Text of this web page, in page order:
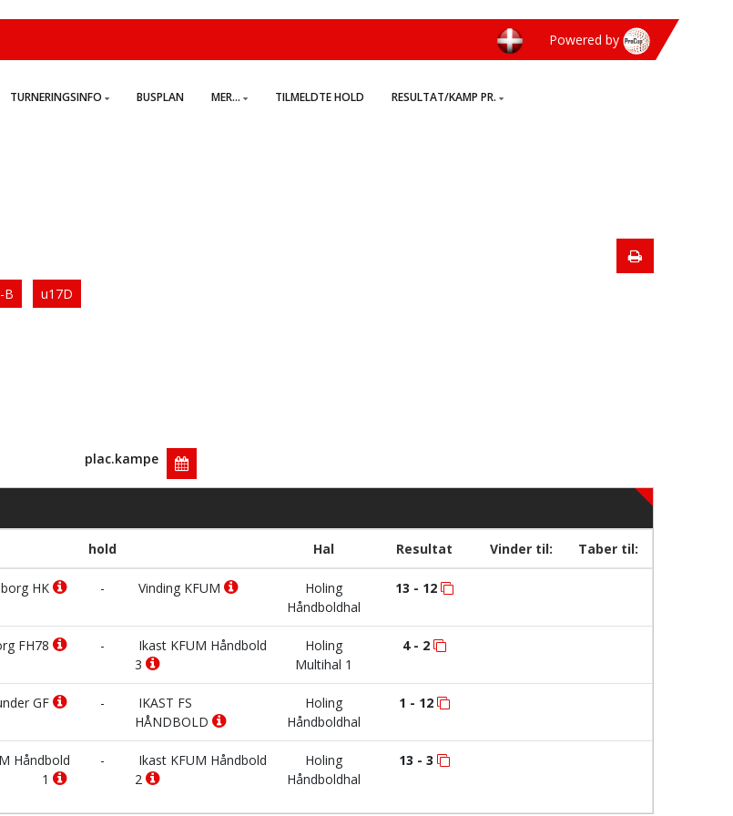
Powered by
TURNERINGSINFO BUSPLAN MER... TILMELDTE HOLD RESULTAT/KAMP PR.
B u17D
plac.kampe
hold Hal Resultat Vinder til: Taber til:
HK - Vinding KFUM
Holing
Håndboldhal
13 - 12
FH78 -
Ikast KFUM Håndbold
3
Holing
Multihal 1
4 - 2
GF -
IKAST FS
HÅNDBOLD
Holing
Håndboldhal
1 - 12
Håndbold
1
-
Ikast KFUM Håndbold
2
Holing
Håndboldhal
13 - 3